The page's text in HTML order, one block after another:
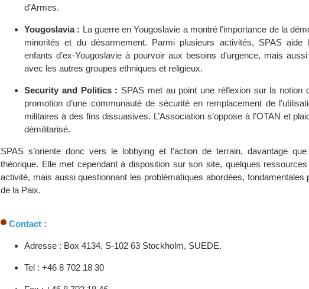
d’Armes.
Yougoslavia : La guerre en Yougoslavie a montré l’importance de la
minorités et du désarmement. Parmi plusieurs activités, SPAS
enfants d’ex-Yougoslavie à pourvoir aux besoins d’urgence, mais
avec les autres groupes ethniques et religieux.
Security and Politics : SPAS met au point une réflexion sur la notion
promotion d’une communauté de sécurité en remplacement de
militaires à des fins dissuasives. L’Association s’oppose à l’OTAN et
démilitarisé.
SPAS s’oriente donc vers le lobbying et l’action de terrain, davantage
théorique. Elle met cependant à disposition sur son site, quelques
activité, mais aussi questionnant les problématiques abordées, fondamentales
de la Paix.
Contact :
Adresse : Box 4134, S-102 63 Stockholm, SUEDE.
Tel : +46 8 702 18 30